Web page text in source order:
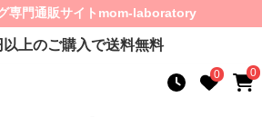
専門通販サイト mom-laboratory
以上のご購入で送料無料
0 0